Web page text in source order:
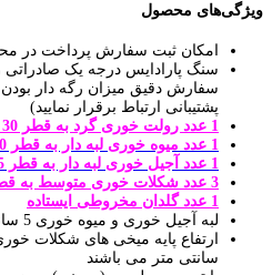
ویژگی‌های محصول
امکان ثبت سفارش پرداخت در
سنگ پارادایس درجه یک
سفارش دقیق میزان رگه دار بودن
پشتیبانی ارتباط برقرار نمایید)
1 عدد رولت خوری گرد به قطر 30 سانتی متر
1 عدد میوه خوری لبه دار به قطر 30 سانتی متر
1 عدد آجیل خوری لبه دار به قطر 25 سانتی متر
3 عدد شکلات خوری متوسط به قطر 15سانتی متر
1 عدد گلدان مخروطی ایستاده
لبه آجیل خوری و میوه خوری 5 سانتی متر
سانتی متر می باشند